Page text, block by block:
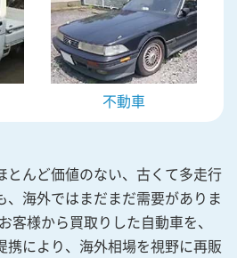
不動車
とんど価値のない、古くて多走行
、海外ではまだまだ需要がありま
客様から買取りした自動車を、
携により、海外相場を視野に再販